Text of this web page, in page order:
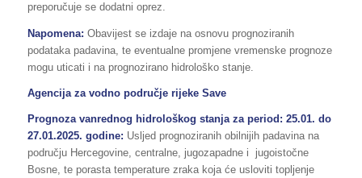
preporučuje se dodatni oprez.
Napomena: Obavijest se izdaje na osnovu prognoziranih
podataka padavina, te eventualne promjene vremenske prognoze
mogu uticati i na prognozirano hidrološko stanje.
Agencija za vodno područje rijeke Save
Prognoza vanrednog hidrološkog stanja za period: 25.01. do
27.01.2025. godine: Usljed prognoziranih obilnijih padavina na
području Hercegovine, centralne, jugozapadne i jugoistočne
Bosne, te porasta temperature zraka koja će usloviti topljenje